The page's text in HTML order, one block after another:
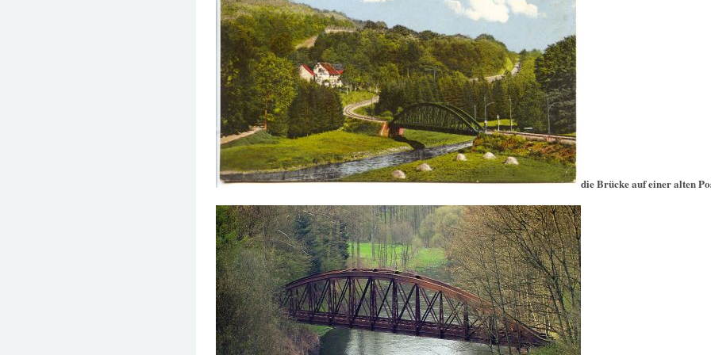
die Brücke auf einer alten